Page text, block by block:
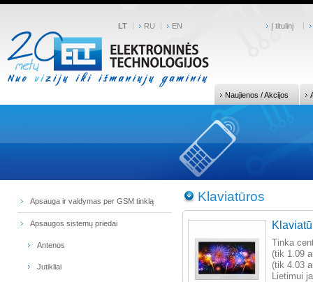
LT RU EN Į titulinį
Naujienos / Akcijos
Apsauga ir valdymas per GSM tinklą
Apsaugos sistemų priedai
Antenos
Jutikliai
Klaviatūros
Tinka
(tik 1.09
(tik 4.03
Lietimui